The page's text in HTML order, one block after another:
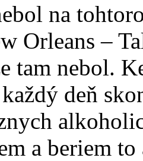
na
Orleans –
tam nebol.
deň
a beriem